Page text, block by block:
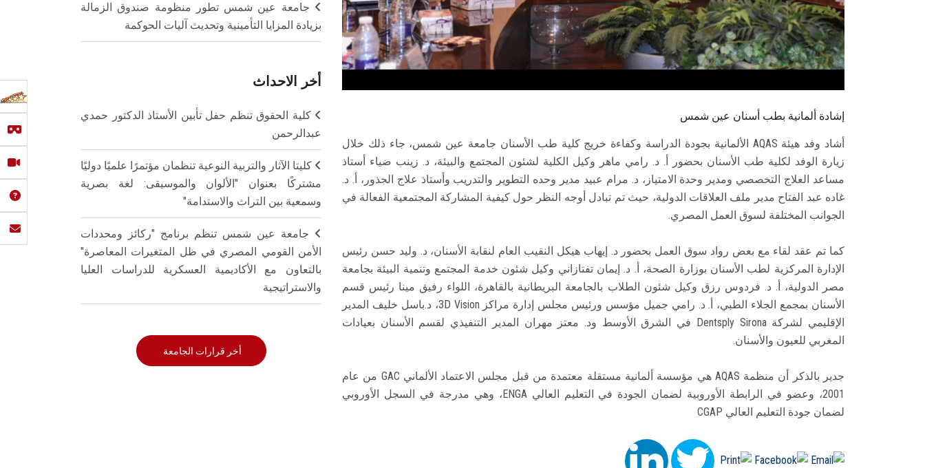
إشادة ألمانية بطب أسنان عين شمس
أشاد وفد هيئة AQAS الألمانية بجودة الدراسة وكفاءة خریج كلية طب الأسنان جامعة عين شمس، جاء ذلك خلال
زيارة الوفد لكلية طب الأسنان بحضور أ. د. رامي ماهر وكيل الكلية لشئون المجتمع والبيئة، د. زينب ضياء أستاذ
مساعد العلاج التخصصي ومدير وحدة الامتياز، د. مرام عبيد مدير وحده التطوير والتدريب وأستاذ علاج الجذور، أ. د.
غاده عبد الفتاح مدير ملف العلاقات الدولية، حيث تم تبادل أوجه النظر حول كيفية المشاركة المجتمعية الفعالة في
الجوانب المختلفة لسوق العمل المصري.
كما تم عقد لقاء مع بعض رواد سوق العمل بحضور د. إيهاب هيكل النقيب العام لنقابة الأسنان، د. وليد حسن رئيس
الإدارة المركزية لطب الأسنان بوزارة الصحة، أ. د. إیمان تفتازاني وكيل شئون خدمة المجتمع وتنمية البيئة بجامعة
مصر الدولية، أ. د. فردوس رزق وكيل شئون الطلاب بالجامعة البريطانية بالقاهرة، اللواء رفيق مينا رئيس قسم
الأسنان بمجمع الجلاء الطبي، أ. د. رامي جميل مؤسس ورئيس مجلس إدارة مراكز 3D Vision، د.باسل خليف المدير
الإقليمي لشركة Dentsply Sirona في الشرق الأوسط ود. معتز مهران المدير التنفيذي لقسم الأسنان بعيادات
المغربي للعيون والأسنان.
جدير بالذكر أن منظمة AQAS هي مؤسسة ألمانية مستقلة معتمدة من قبل مجلس الاعتماد الألماني GAC من عام
2001، وعضو في الرابطة الأوروبية لضمان الجودة في التعليم العالي ENGA، وهي مدرجة في السجل الأوروبي
لضمان جودة التعليم العالي CGAP
جامعة عين شمس تطور منظومة صندوق الزمالة
بزيادة المزايا التأمينية وتحديث آليات الحوكمة
أخر الاحداث
كلية الحقوق تنظم حفل تأبين الأستاذ الدكتور حمدي
عبدالرحمن
كليتا الآثار والتربية النوعية تنظمان مؤتمرًا علميًا دوليًا
مشتركًا بعنوان "الألوان والموسيقى: لغة بصرية
وسمعية بين التراث والاستدامة"
جامعة عين شمس تنظم برنامج "ركائز ومحددات
الأمن القومي المصري في ظل المتغيرات المعاصرة"
بالتعاون مع الأكاديمية العسكرية للدراسات العليا
والاستراتيجية
أخر قرارات الجامعة